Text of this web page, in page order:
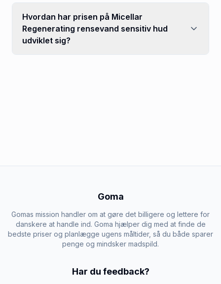
Hvordan har prisen på Micellar
Regenerating rensevand sensitiv hud
udviklet sig?
Goma
Gomas mission handler om at gøre det billigere og lettere for
danskere at handle ind. Goma hjælper dig med at finde de
bedste priser og planlægge ugens måltider, så du både sparer
penge og mindsker madspild.
Har du feedback?